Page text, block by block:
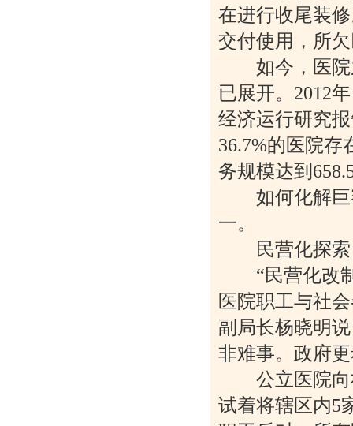
在进行收尾装
交付使用，所
如今，医院
已展开。2012
经济运行研究
36.7%的医院
务规模达到
如何化解巨
一。
民营化探索
“民营化改制
医院职工与社
副局长杨晓明
非难事。政府
公立医院向
试着将辖区内5